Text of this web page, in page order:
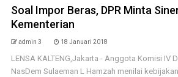
Soal Impor Beras, DPR Minta
Kementerian
admin 3 18 Januari 2018
LENSA KALTENG,Jakarta - Anggota Komisi IV
NasDem Sulaeman L Hamzah menilai